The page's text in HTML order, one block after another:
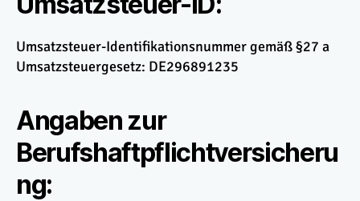
Umsatzsteuer-Identifikationsnummer gemäß §27 a
Umsatzsteuergesetz: DE296891235
Angaben zur
Berufshaftpflichtversicheru
ng: